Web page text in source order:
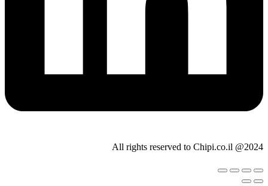
All rights reserved to Chipi.co.il @2024